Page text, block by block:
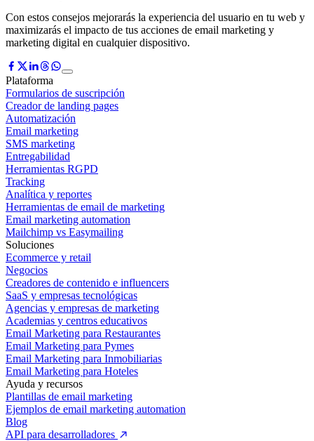
Con estos consejos mejorarás la experiencia del usuario en tu web y
maximizarás el impacto de tus acciones de email marketing y
marketing digital en cualquier dispositivo.
Plataforma
Formularios de suscripción
Creador de landing pages
Automatización
Email marketing
SMS marketing
Entregabilidad
Herramientas RGPD
Tracking
Analítica y reportes
Herramientas de email de marketing
Email marketing automation
Mailchimp vs Easymailing
Soluciones
Ecommerce y retail
Negocios
Creadores de contenido e influencers
SaaS y empresas tecnológicas
Agencias y empresas de marketing
Academias y centros educativos
Email Marketing para Restaurantes
Email Marketing para Pymes
Email Marketing para Inmobiliarias
Email Marketing para Hoteles
Ayuda y recursos
Plantillas de email marketing
Ejemplos de email marketing automation
Blog
API para desarrolladores